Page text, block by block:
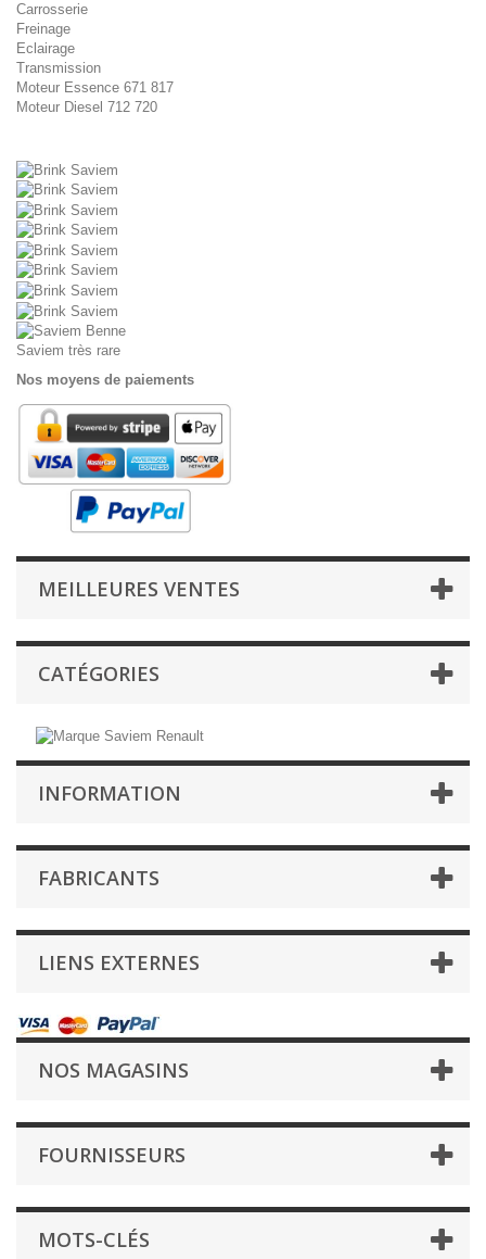
Carrosserie
Freinage
Eclairage
Transmission
Moteur Essence 671 817
Moteur Diesel 712 720
Saviem très rare
Nos moyens de paiements
MEILLEURES VENTES
CATÉGORIES
INFORMATION
FABRICANTS
LIENS EXTERNES
NOS MAGASINS
FOURNISSEURS
MOTS-CLÉS